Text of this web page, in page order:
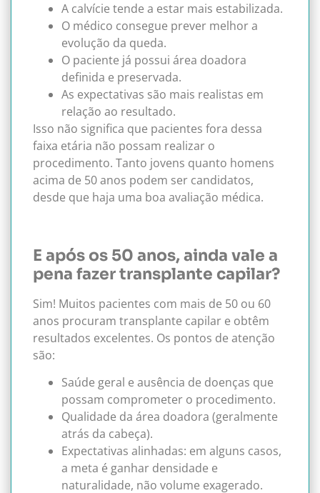
A calvície tende a estar mais estabilizada.
O médico consegue prever melhor a
evolução da queda.
O paciente já possui área doadora
definida e preservada.
As expectativas são mais realistas em
relação ao resultado.
Isso não significa que pacientes fora dessa
faixa etária não possam realizar o
procedimento. Tanto jovens quanto homens
acima de 50 anos podem ser candidatos,
desde que haja uma boa avaliação médica.
E após os 50 anos, ainda vale a
pena fazer transplante capilar?
Sim! Muitos pacientes com mais de 50 ou 60
anos procuram transplante capilar e obtêm
resultados excelentes. Os pontos de atenção
são:
Saúde geral e ausência de doenças que
possam comprometer o procedimento.
Qualidade da área doadora (geralmente
atrás da cabeça).
Expectativas alinhadas: em alguns casos,
a meta é ganhar densidade e
naturalidade, não volume exagerado.